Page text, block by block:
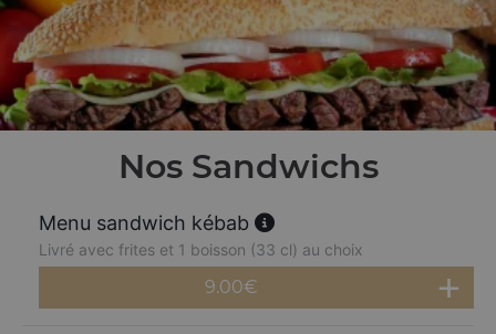
Nos Sandwichs
Menu sandwich kébab
Livré avec frites et 1 boisson (33 cl) au choix
9.00€